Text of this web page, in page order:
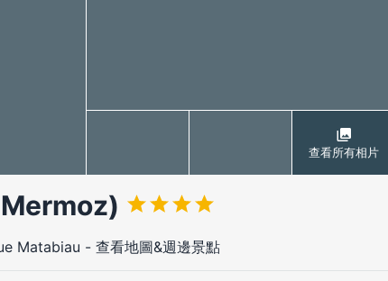
查看所有相片
Matabiau - 查看地圖&週邊景點